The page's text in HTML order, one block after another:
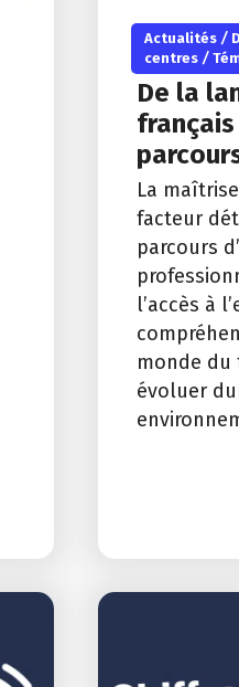
Actualités /
centres /
De la
La
facteur
parcours
l’accès à
monde du
évoluer